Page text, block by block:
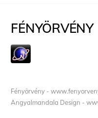
FÉNYÖRVÉNY
Fényörvény -
Angyalmandala Design -